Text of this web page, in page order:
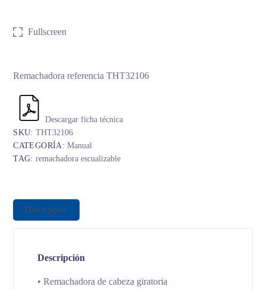
Fullscreen
Remachadora referencia THT32106
Descargar ficha técnica
SKU:THT32106
CATEGORÍA:Manual
TAG:remachadora escualizable
Descripción
Descripción
• Remachadora de cabeza giratoria